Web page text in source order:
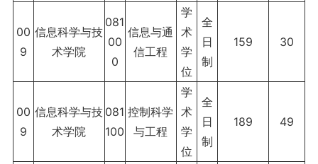
00
9
信息科学与技
术学院
081
00
0
信息与通
信工程
学
术
学
位
全
日
制
159 30
00
9
信息科学与技
术学院
081
100
控制科学
与工程
学
术
学
位
全
日
制
189 49